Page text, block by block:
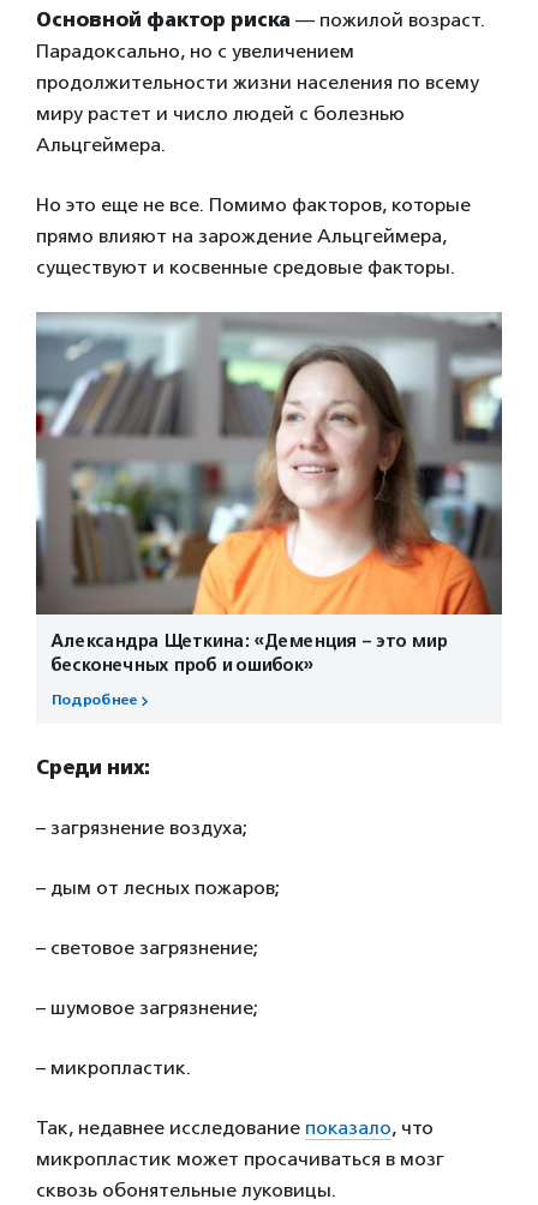
Основной фактор риска — пожилой возраст.
Парадоксально, но с увеличением
продолжительности жизни населения по всему
миру растет и число людей с болезнью
Альцгеймера.
Но это еще не все. Помимо факторов, которые
прямо влияют на зарождение Альцгеймера,
существуют и косвенные средовые факторы.
Александра Щеткина: «Деменция – это мир
бесконечных проб и ошибок»
Подробнее
Среди них:
– загрязнение воздуха;
– дым от лесных пожаров;
– световое загрязнение;
– шумовое загрязнение;
– микропластик.
Так, недавнее исследование показало, что
микропластик может просачиваться в мозг
сквозь обонятельные луковицы.